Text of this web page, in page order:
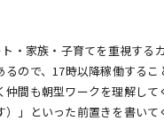
・家族・子育てを重視する
るので、17時以降稼働するこ
間も朝型ワークを理解して
）」といった前置きを書いて